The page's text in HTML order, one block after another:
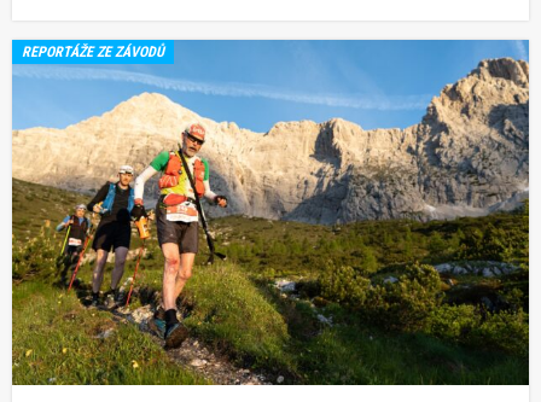
REPORTÁŽE ZE ZÁVODŮ